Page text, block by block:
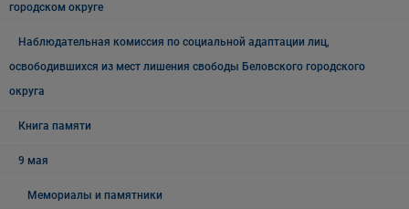
городском округе
Наблюдательная комиссия по социальной адаптации лиц,
освободившихся из мест лишения свободы Беловского городского
округа
Книга памяти
9 мая
Мемориалы и памятники